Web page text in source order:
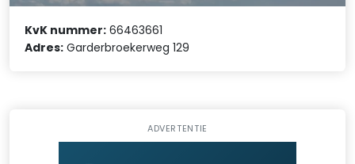
KvK nummer: 66463661
Adres: Garderbroekerweg 129
ADVERTENTIE